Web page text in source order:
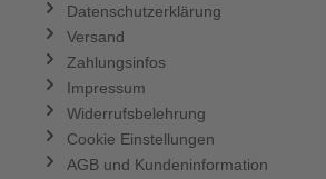
Datenschutzerklärung
Versand
Zahlungsinfos
Impressum
Widerrufsbelehrung
Cookie Einstellungen
AGB und Kundeninformation